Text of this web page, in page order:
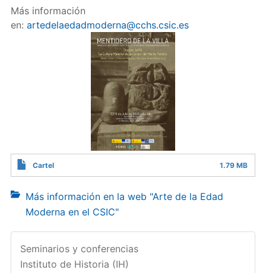
Más información
en: artedelaedadmoderna@cchs.csic.es
Cartel 1.79 MB
Más información en la web "Arte de la Edad
Moderna en el CSIC"
Seminarios y conferencias
Instituto de Historia (IH)